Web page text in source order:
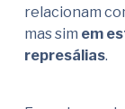
relacionam
mas sim em
represálias.